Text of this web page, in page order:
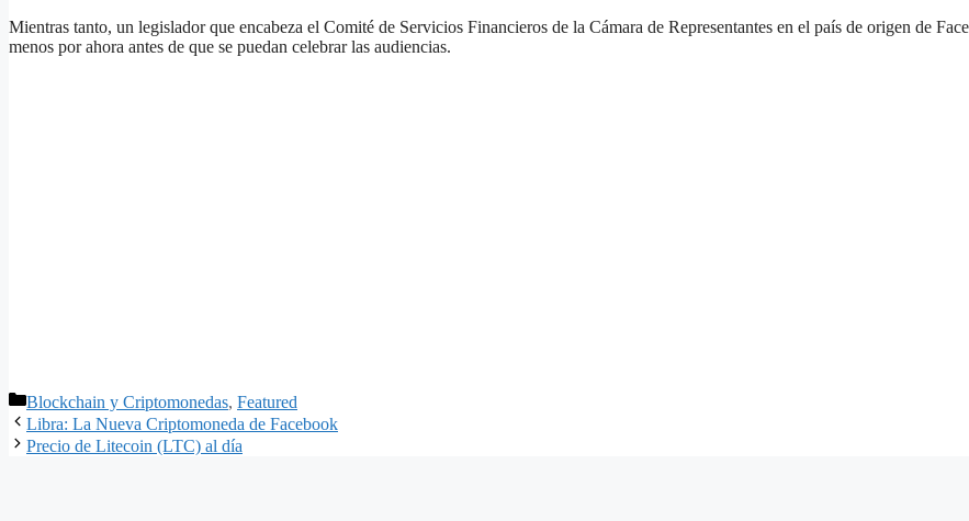
Mientras tanto, un legislador que encabeza el Comité de Servicios Financieros de la Cámara de Representantes en el país de origen de
menos por ahora antes de que se puedan celebrar las audiencias.
Categorías
Blockchain y Criptomonedas, Featured
Libra: La Nueva Criptomoneda de Facebook
Precio de Litecoin (LTC) al día